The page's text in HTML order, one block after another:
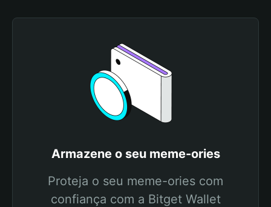
Armazene o seu meme-ories
Proteja o seu meme-ories com
confiança com a Bitget Wallet